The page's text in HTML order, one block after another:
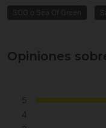
SOG o Sea Of Green
Opiniones
5
4